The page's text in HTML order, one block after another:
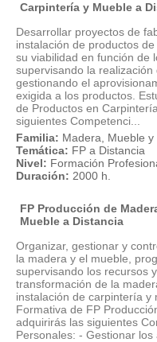
Carpintería y Mueble a
Desarrollar proyectos de
instalación de productos
su viabilidad en función de
supervisando la
gestionando el
exigida a los productos.
de Productos en
siguientes Competenci...
Familia: Madera, Mueble
Temática: FP a Distancia
Nivel: Formación
Duración: 2000 h.
FP Producción de
Mueble a Distancia
Organizar, gestionar y
la madera y el mueble,
supervisando los recursos
transformación de la
instalación de carpintería y
Formativa de FP
adquirirás las siguientes
Personales: - Gestionar los